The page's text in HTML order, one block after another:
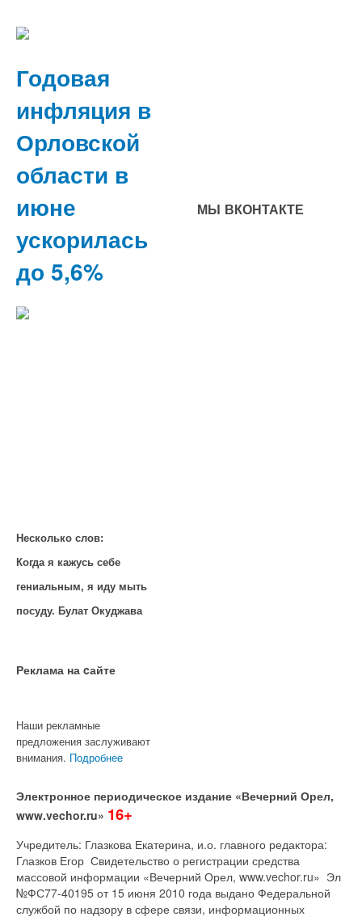
Годовая
инфляция в
Орловской
области в
июне
ускорилась
до 5,6%
Несколько слов:
Когда я кажусь себе
гениальным, я иду мыть
посуду. Булат Окуджава
Реклама на cайте
Наши рекламные
предложения заслуживают
внимания. Подробнее
МЫ ВКОНТАКТЕ
Электронное периодическое издание «Вечерний Орел,
www.vechor.ru» 16+
Учредитель: Глазкова Екатерина, и.о. главного редактора:
Глазков Егор Свидетельство о регистрации средства
массовой информации «Вечерний Орел, www.vechor.ru» Эл
№ФС77-40195 от 15 июня 2010 года выдано Федеральной
службой по надзору в сфере связи, информационных